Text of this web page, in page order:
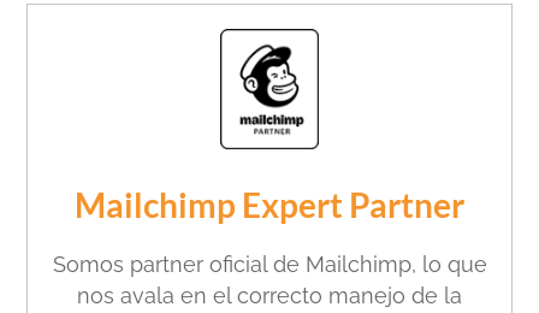
Mailchimp Expert Partner
Somos partner oficial de Mailchimp, lo que
nos avala en el correcto manejo de la